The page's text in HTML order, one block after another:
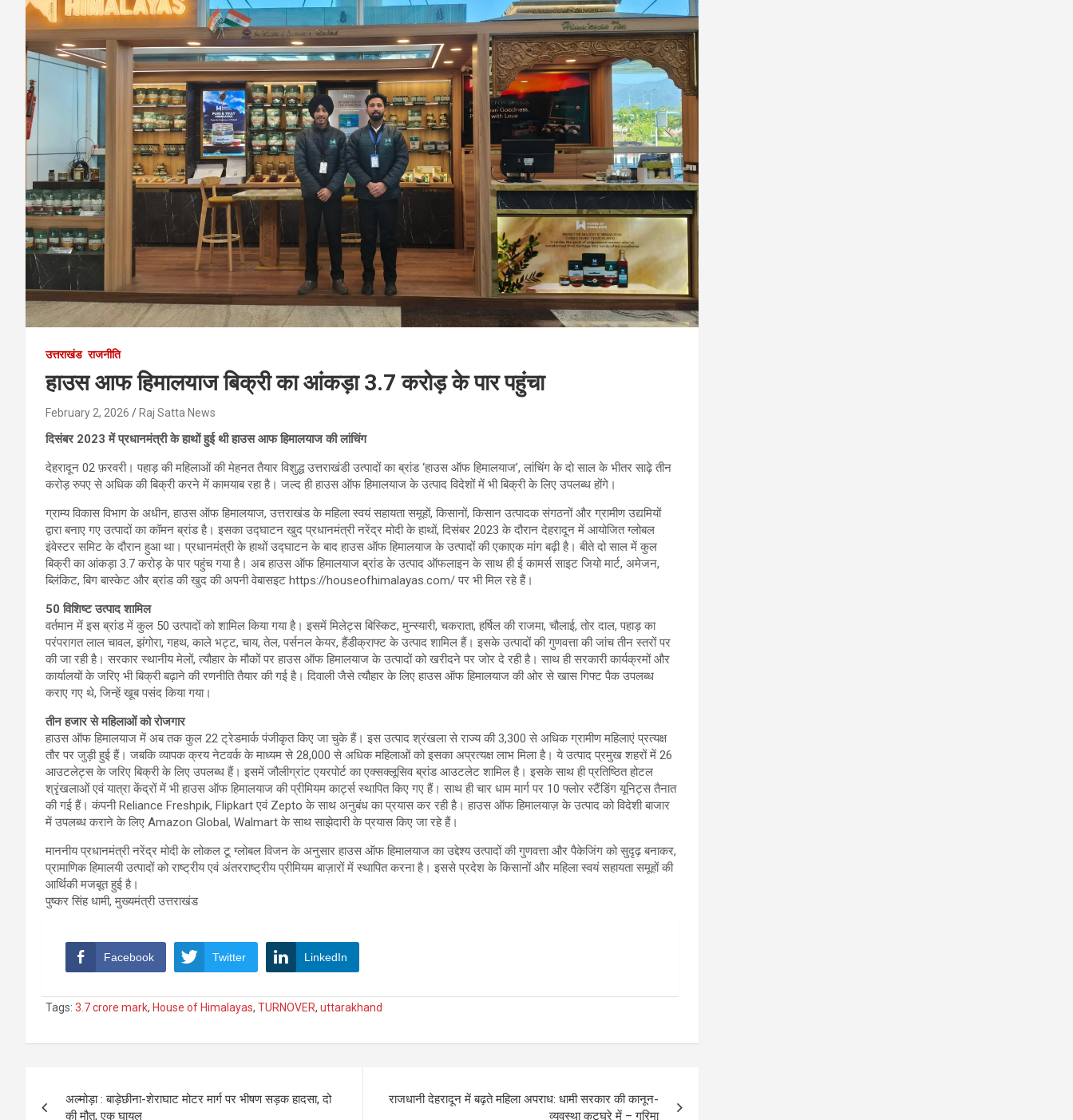
उत्तराखंड राजनीति
हाउस आफ हिमालयाज बिक्री का आंकड़ा 3.7 करोड़ के पार पहुंचा
February 2, 2026 Raj Satta News
दिसंबर 2023 में प्रधानमंत्री के हाथों हुई थी हाउस आफ हिमालयाज की लांचिंग
देहरादून 02 फ़रवरी। पहाड़ की महिलाओं की मेहनत तैयार विशुद्ध उत्तराखंडी उत्पादों का ब्रांड ‘हाउस ऑफ हिमालयाज’, लांचिंग के दो साल के भीतर साढ़े तीन
करोड़ रुपए से अधिक की बिक्री करने में कामयाब रहा है। जल्द ही हाउस ऑफ हिमालयाज के उत्पाद विदेशों में भी बिक्री के लिए उपलब्ध होंगे।
ग्राम्य विकास विभाग के अधीन, हाउस ऑफ हिमालयाज, उत्तराखंड के महिला स्वयं सहायता समूहों, किसानों, किसान उत्पादक संगठनों और ग्रामीण उद्यमियों
द्वारा बनाए गए उत्पादों का कॉमन ब्रांड है। इसका उद्घाटन खुद प्रधानमंत्री नरेंद्र मोदी के हाथों, दिसंबर 2023 के दौरान देहरादून में आयोजित ग्लोबल
इंवेस्टर समिट के दौरान हुआ था। प्रधानमंत्री के हाथों उद्घाटन के बाद हाउस ऑफ हिमालयाज के उत्पादों की एकाएक मांग बढ़ी है। बीते दो साल में कुल
बिक्री का आंकड़ा 3.7 करोड़ के पार पहुंच गया है। अब हाउस ऑफ हिमालयाज ब्रांड के उत्पाद ऑफलाइन के साथ ही ई कामर्स साइट जियो मार्ट, अमेजन,
ब्लिंकिट, बिग बास्केट और ब्रांड की खुद की अपनी वेबासइट https://houseofhimalayas.com/ पर भी मिल रहे हैं।
50 विशिष्ट उत्पाद शामिल
वर्तमान में इस ब्रांड में कुल 50 उत्पादों को शामिल किया गया है। इसमें मिलेट्स बिस्किट, मुन्स्यारी, चकराता, हर्षिल की राजमा, चौलाई, तोर दाल, पहाड़ का
परंपरागत लाल चावल, झंगोरा, गहथ, काले भट्ट, चाय, तेल, पर्सनल केयर, हैंडीक्राफ्ट के उत्पाद शामिल हैं। इसके उत्पादों की गुणवत्ता की जांच तीन स्तरों पर
की जा रही है। सरकार स्थानीय मेलों, त्यौहार के मौकों पर हाउस ऑफ हिमालयाज के उत्पादों को खरीदने पर जोर दे रही है। साथ ही सरकारी कार्यक्रमों और
कार्यालयों के जरिए भी बिक्री बढ़ाने की रणनीति तैयार की गई है। दिवाली जैसे त्यौहार के लिए हाउस ऑफ हिमालयाज की ओर से खास गिफ्ट पैक उपलब्ध
कराए गए थे, जिन्हें खूब पसंद किया गया।
तीन हजार से महिलाओं को रोजगार
हाउस ऑफ हिमालयाज में अब तक कुल 22 ट्रेडमार्क पंजीकृत किए जा चुके हैं। इस उत्पाद श्रंखला से राज्य की 3,300 से अधिक ग्रामीण महिलाएं प्रत्यक्ष
तौर पर जुड़ी हुई हैं। जबकि व्यापक क्रय नेटवर्क के माध्यम से 28,000 से अधिक महिलाओं को इसका अप्रत्यक्ष लाभ मिला है। ये उत्पाद प्रमुख शहरों में 26
आउटलेट्स के जरिए बिक्री के लिए उपलब्ध हैं। इसमें जौलीग्रांट एयरपोर्ट का एक्सक्लूसिव ब्रांड आउटलेट शामिल है। इसके साथ ही प्रतिष्ठित होटल
श्रृंखलाओं एवं यात्रा केंद्रों में भी हाउस ऑफ हिमालयाज की प्रीमियम कार्ट्स स्थापित किए गए हैं। साथ ही चार धाम मार्ग पर 10 फ्लोर स्टैंडिंग यूनिट्स तैनात
की गई हैं। कंपनी Reliance Freshpik, Flipkart एवं Zepto के साथ अनुबंध का प्रयास कर रही है। हाउस ऑफ हिमालयाज़ के उत्पाद को विदेशी बाजार
में उपलब्ध कराने के लिए Amazon Global, Walmart के साथ साझेदारी के प्रयास किए जा रहे हैं।
माननीय प्रधानमंत्री नरेंद्र मोदी के लोकल टू ग्लोबल विजन के अनुसार हाउस ऑफ हिमालयाज का उद्देश्य उत्पादों की गुणवत्ता और पैकेजिंग को सुदृढ़ बनाकर,
प्रामाणिक हिमालयी उत्पादों को राष्ट्रीय एवं अंतरराष्ट्रीय प्रीमियम बाज़ारों में स्थापित करना है। इससे प्रदेश के किसानों और महिला स्वयं सहायता समूहों की
आर्थिकी मजबूत हुई है।
पुष्कर सिंह धामी, मुख्यमंत्री उत्तराखंड
Facebook Twitter LinkedIn
Tags: 3.7 crore mark, House of Himalayas, TURNOVER, uttarakhand
अल्मोड़ा : बाड़ेछीना-शेराघाट मोटर मार्ग पर भीषण सड़क हादसा, दो
की मौत, एक घायल
राजधानी देहरादून में बढ़ते महिला अपराध: धामी सरकार की कानून-
व्यवस्था कटघरे में – गरिमा